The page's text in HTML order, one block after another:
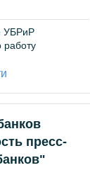
УБРиР
работу
пресс-